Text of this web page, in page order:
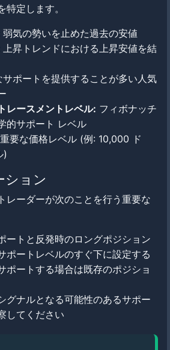
定します。
弱気の勢いを止めた過去の安値
上昇トレンドにおける上昇安値を結
サポートを提供することが多い人気
レースメントレベル: フィボナッチ
的サポート レベル
要な価格レベル (例: 10,000 ド
)
ション
レーダーが次のことを行う重要な
ートと反発時のロングポジション
ポートレベルのすぐ下に設定する
ポートする場合は既存のポジショ
グナルとなる可能性のあるサポー
してください